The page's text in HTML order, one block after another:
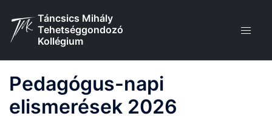
content
Táncsics Mihály
Tehetséggondozó
Kollégium
Pedagógus-napi
elismerések 2026